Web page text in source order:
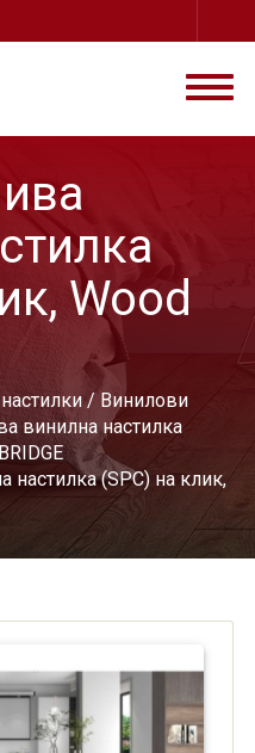
Wood
/ Винилови
винилнa настилка
(SPC) на клик,